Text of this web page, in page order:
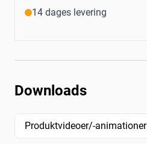
14 dages levering
Downloads
Produktvideoer/-animationer